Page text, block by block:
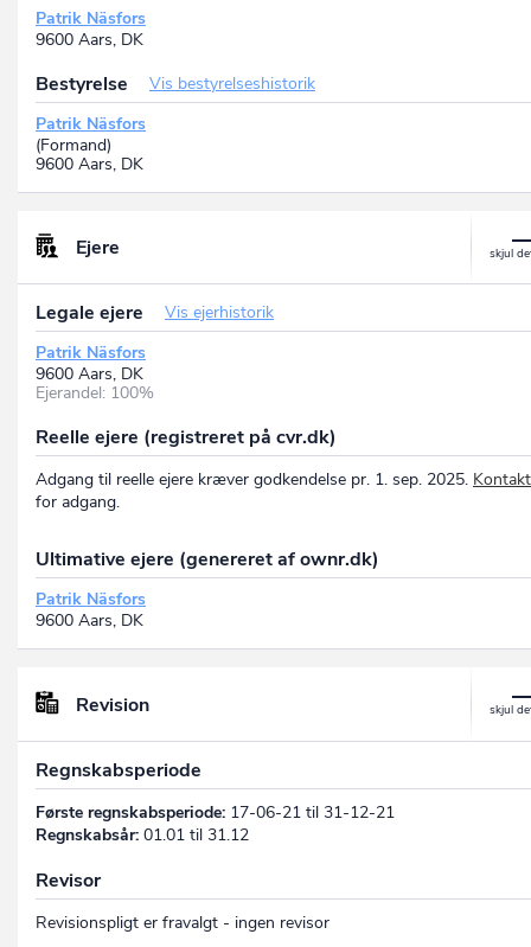
Patrik Näsfors
9600 Aars, DK
Bestyrelse
Vis bestyrelseshistorik
Patrik Näsfors
(Formand)
9600 Aars, DK
Ejere
Legale ejere
Vis ejerhistorik
Patrik Näsfors
9600 Aars, DK
Ejerandel: 100%
Reelle ejere (registreret på cvr.dk)
Adgang til reelle ejere kræver godkendelse pr. 1. sep. 2025.
for adgang.
Ultimative ejere (genereret af ownr.dk)
Patrik Näsfors
9600 Aars, DK
Revision
Regnskabsperiode
Første regnskabsperiode: 17-06-21 til 31-12-21
Regnskabsår: 01.01 til 31.12
Revisor
Revisionspligt er fravalgt - ingen revisor